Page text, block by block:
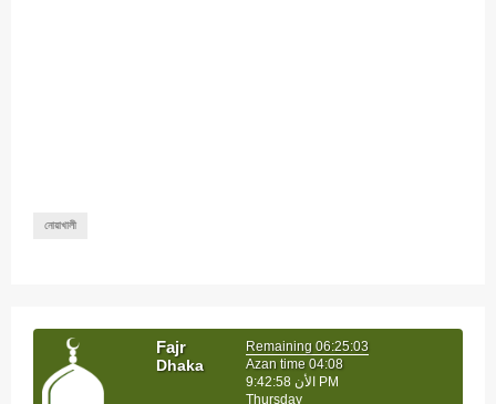
নোয়াখালী